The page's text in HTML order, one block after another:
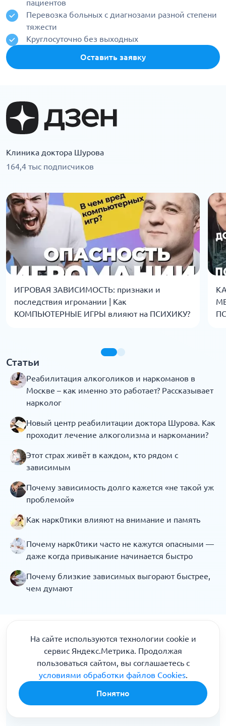
пациентов
Перевозка больных с диагнозами разной степени
тяжести
Круглосуточно без выходных
Оставить заявку
Клиника доктора Шурова
164,4 тыс подписчиков
ИГРОВАЯ ЗАВИСИМОСТЬ: признаки и
последствия игромании | Как
КОМПЬЮТЕРНЫЕ ИГРЫ влияют на ПСИХИКУ?
Статьи
Реабилитация алкоголиков и наркоманов в
Москве – как именно это работает? Рассказывает
нарколог
Новый центр реабилитации доктора Шурова. Как
проходит лечение алкоголизма и наркомании?
Этот страх живёт в каждом, кто рядом с
зависимым
Почему зависимость долго кажется «не такой уж
проблемой»
Как нарк0тики влияют на внимание и память
Почему нарк0тики часто не кажутся опасными —
даже когда привыкание начинается быстро
Почему близкие зависимых выгорают быстрее,
чем думают
Получите бесплатную
консультацию специалиста
Врач свяжется и предложит безопасный план
На сайте используются технологии cookie и
сервис Яндекс.Метрика. Продолжая
пользоваться сайтом, вы соглашаетесь с
условиями обработки файлов Cookies.
Понятно